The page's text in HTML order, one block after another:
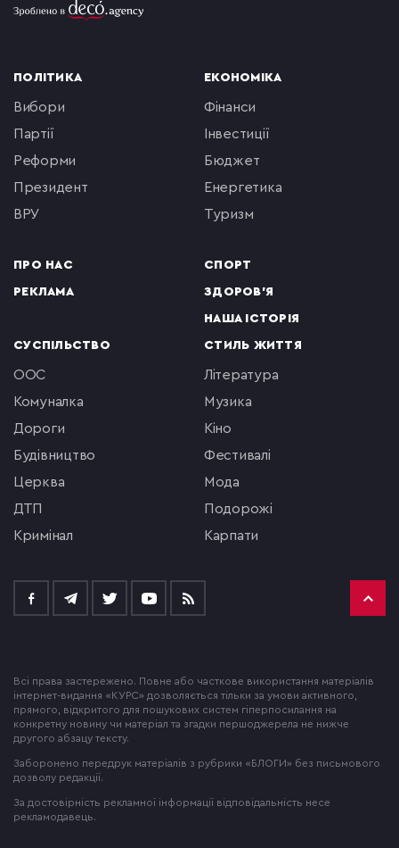
ПОЛІТИКА
вибори
партії
реформи
президент
ВРУ
ПРО НАС
РЕКЛАМА
ЕКОНОМІКА
фінанси
інвестиції
бюджет
енергетика
туризм
СПОРТ
ЗДОРОВ'Я
НАША ІСТОРІЯ
СУСПІЛЬСТВО
ООС
комуналка
Дороги
будівництво
церква
ДТП
кримінал
СТИЛЬ ЖИТТЯ
література
музика
кіно
фестивалі
мода
подорожі
Карпати
Всі права застережено. Повне або часткове використання матеріалів
інтернет-видання «КУРС» дозволяється тільки за умови активного,
прямого, відкритого для пошукових систем гіперпосилання на
конкретну новину чи матеріал та згадки першоджерела не нижче
другого абзацу тексту.
Заборонено передрук матеріалів з рубрики «БЛОГИ» без письмового
дозволу редакції.
За достовірність рекламної інформації відповідальність несе
рекламодавець.